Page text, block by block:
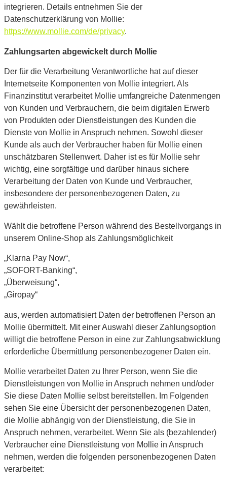
integrieren. Details entnehmen Sie der
Datenschutzerklärung von Mollie:
https://www.mollie.com/de/privacy.
Zahlungsarten abgewickelt durch Mollie
Der für die Verarbeitung Verantwortliche hat auf dieser
Internetseite Komponenten von Mollie integriert. Als
Finanzinstitut verarbeitet Mollie umfangreiche Datenmengen
von Kunden und Verbrauchern, die beim digitalen Erwerb
von Produkten oder Dienstleistungen des Kunden die
Dienste von Mollie in Anspruch nehmen. Sowohl dieser
Kunde als auch der Verbraucher haben für Mollie einen
unschätzbaren Stellenwert. Daher ist es für Mollie sehr
wichtig, eine sorgfältige und darüber hinaus sichere
Verarbeitung der Daten von Kunde und Verbraucher,
insbesondere der personenbezogenen Daten, zu
gewährleisten.
Wählt die betroffene Person während des Bestellvorgangs in
unserem Online-Shop als Zahlungsmöglichkeit
„Klarna Pay Now“,
„SOFORT-Banking“,
„Überweisung“,
„Giropay“
aus, werden automatisiert Daten der betroffenen Person an
Mollie übermittelt. Mit einer Auswahl dieser Zahlungsoption
willigt die betroffene Person in eine zur Zahlungsabwicklung
erforderliche Übermittlung personenbezogener Daten ein.
Mollie verarbeitet Daten zu Ihrer Person, wenn Sie die
Dienstleistungen von Mollie in Anspruch nehmen und/oder
Sie diese Daten Mollie selbst bereitstellen. Im Folgenden
sehen Sie eine Übersicht der personenbezogenen Daten,
die Mollie abhängig von der Dienstleistung, die Sie in
Anspruch nehmen, verarbeitet. Wenn Sie als (bezahlender)
Verbraucher eine Dienstleistung von Mollie in Anspruch
nehmen, werden die folgenden personenbezogenen Daten
verarbeitet: